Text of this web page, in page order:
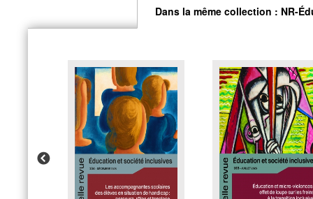
Dans la même collection : NR-